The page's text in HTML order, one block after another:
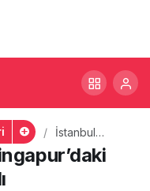
İstanbul
Havalimanı
Singapur’daki